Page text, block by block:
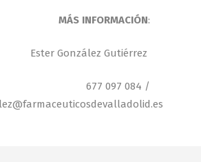
MÁS INFORMACIÓN:
Ester González Gutiérrez
677 097 084 /